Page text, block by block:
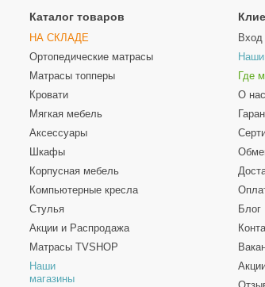
Каталог товаров
НА СКЛАДЕ
Ортопедические матрасы
Матрасы топперы
Кровати
Мягкая мебель
Аксессуары
Шкафы
Корпусная мебель
Компьютерные кресла
Стулья
Акции и Распродажа
Матрасы TVSHOP
Наши
магазины
Вход
Где
О нас
Блог